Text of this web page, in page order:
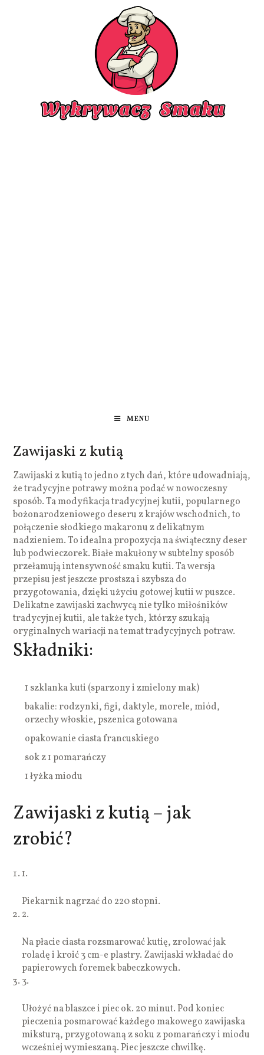
MENU
Zawijaski z kutią
Zawijaski z kutią to jedno z tych dań, które udowadniają,
że tradycyjne potrawy można podać w nowoczesny
sposób. Ta modyfikacja tradycyjnej kutii, popularnego
bożonarodzeniowego deseru z krajów wschodnich, to
połączenie słodkiego makaronu z delikatnym
nadzieniem. To idealna propozycja na świąteczny deser
lub podwieczorek. Białe makułony w subtelny sposób
przełamują intensywność smaku kutii. Ta wersja
przepisu jest jeszcze prostsza i szybsza do
przygotowania, dzięki użyciu gotowej kutii w puszce.
Delikatne zawijaski zachwycą nie tylko miłośników
tradycyjnej kutii, ale także tych, którzy szukają
oryginalnych wariacji na temat tradycyjnych potraw.
Składniki:
1 szklanka kuti (sparzony i zmielony mak)
bakalie: rodzynki, figi, daktyle, morele, miód,
orzechy włoskie, pszenica gotowana
opakowanie ciasta francuskiego
sok z 1 pomarańczy
1 łyżka miodu
Zawijaski z kutią – jak
zrobić?
1.
Piekarnik nagrzać do 220 stopni.
2.
Na płacie ciasta rozsmarować kutię, zrolować jak
roladę i kroić 3 cm-e plastry. Zawijaski wkładać do
papierowych foremek babeczkowych.
3.
Ułożyć na blaszce i piec ok. 20 minut. Pod koniec
pieczenia posmarować każdego makowego zawijaska
miksturą, przygotowaną z soku z pomarańczy i miodu
wcześniej wymieszaną. Piec jeszcze chwilkę.